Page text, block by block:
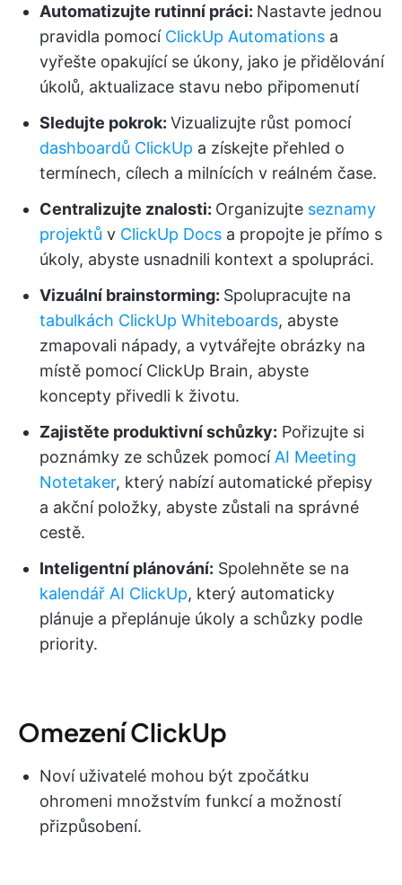
Automatizujte rutinní práci: Nastavte jednou
pravidla pomocí ClickUp Automations a
vyřešte opakující se úkony, jako je přidělování
úkolů, aktualizace stavu nebo připomenutí
Sledujte pokrok: Vizualizujte růst pomocí
dashboardů ClickUp a získejte přehled o
termínech, cílech a milnících v reálném čase.
Centralizujte znalosti: Organizujte seznamy
projektů v ClickUp Docs a propojte je přímo s
úkoly, abyste usnadnili kontext a spolupráci.
Vizuální brainstorming: Spolupracujte na
tabulkách ClickUp Whiteboards, abyste
zmapovali nápady, a vytvářejte obrázky na
místě pomocí ClickUp Brain, abyste
koncepty přivedli k životu.
Zajistěte produktivní schůzky: Pořizujte si
poznámky ze schůzek pomocí AI Meeting
Notetaker, který nabízí automatické přepisy
a akční položky, abyste zůstali na správné
cestě.
Inteligentní plánování: Spolehněte se na
kalendář AI ClickUp, který automaticky
plánuje a přeplánuje úkoly a schůzky podle
priority.
Omezení ClickUp
Noví uživatelé mohou být zpočátku
ohromeni množstvím funkcí a možností
přizpůsobení.